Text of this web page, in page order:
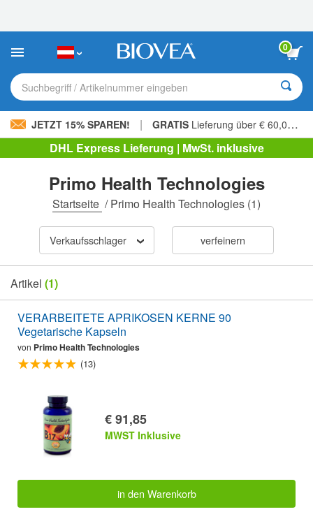
Sie:
Website
ein
Barrierefreiheitssystem.
0
Suchbegriff / Artikelnummer eingeben
JETZT 15% SPAREN! | GRATIS Lieferung über € 60,00 »
DHL Express Lieferung | MwSt. inklusive
Primo Health Technologies
Startseite /Primo Health Technologies (1)
Verkaufsschlager verfeinern
Artikel (1)
VERARBEITETE APRIKOSEN KERNE 90
Vegetarische Kapseln
von Primo Health Technologies
(13)
€ 91,85
MWST Inklusive
in den Warenkorb